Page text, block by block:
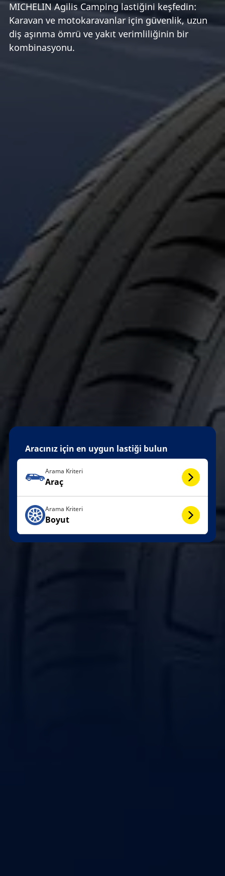
MICHELIN Agilis Camping lastiğini keşfedin:
Karavan ve motokaravanlar için güvenlik, uzun
diş aşınma ömrü ve yakıt verimliliğinin bir
kombinasyonu.
Aracınız için en uygun lastiği bulun
Arama Kriteri
Araç
Arama Kriteri
Boyut